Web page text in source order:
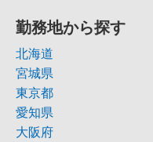
勤務地から探す
北海道
宮城県
東京都
愛知県
大阪府